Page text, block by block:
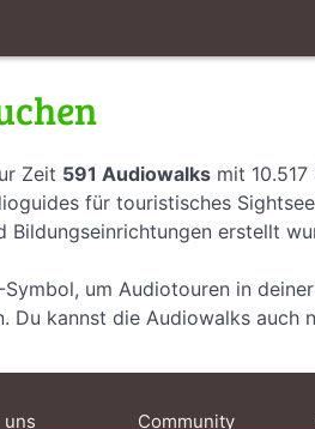
Zeit 591 Audiowalks mit
für touristisches
Bildungseinrichtungen erstellt
um Audiotouren in
Du kannst die Audiowalks
uns Community